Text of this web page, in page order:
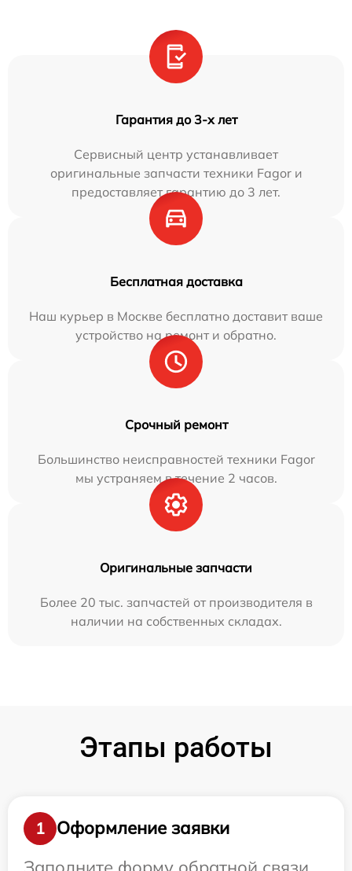
Гарантия до 3-х лет
Сервисный центр устанавливает
оригинальные запчасти техники Fagor и
предоставляет гарантию до 3 лет.
Бесплатная доставка
Наш курьер в Москве бесплатно доставит ваше
устройство на ремонт и обратно.
Срочный ремонт
Большинство неисправностей техники Fagor
мы устраняем в течение 2 часов.
Оригинальные запчасти
Более 20 тыс. запчастей от производителя в
наличии на собственных складах.
Этапы работы
1
Оформление заявки